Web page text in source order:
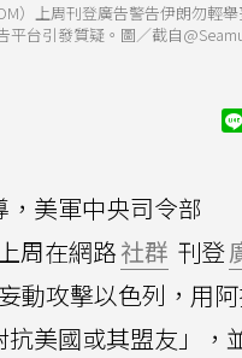
）上周刊登廣告警告伊朗勿輕
平台引發質疑。圖／截自
美軍中央司令部
上周在網路社群 刊登
動攻擊以色列，用
美國或其盟友」，